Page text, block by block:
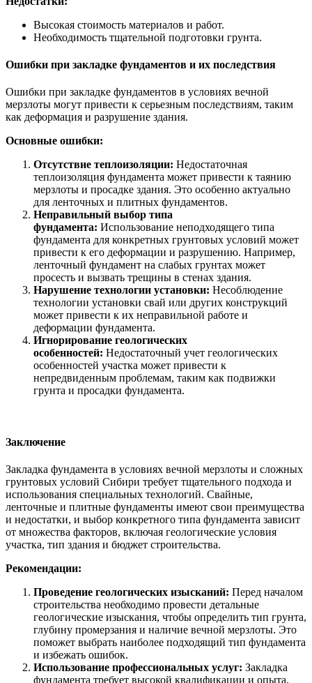
Высокая стоимость материалов и работ.
Необходимость тщательной подготовки грунта.
Ошибки при закладке фундаментов и их последствия
Ошибки при закладке фундаментов в условиях вечной
мерзлоты могут привести к серьезным последствиям, таким
как деформация и разрушение здания.
Основные ошибки:
Отсутствие теплоизоляции: Недостаточная
теплоизоляция фундамента может привести к таянию
мерзлоты и просадке здания. Это особенно актуально
для ленточных и плитных фундаментов.
Неправильный выбор типа
фундамента: Использование неподходящего типа
фундамента для конкретных грунтовых условий может
привести к его деформации и разрушению. Например,
ленточный фундамент на слабых грунтах может
просесть и вызвать трещины в стенах здания.
Нарушение технологии установки: Несоблюдение
технологии установки свай или других конструкций
может привести к их неправильной работе и
деформации фундамента.
Игнорирование геологических
особенностей: Недостаточный учет геологических
особенностей участка может привести к
непредвиденным проблемам, таким как подвижки
грунта и просадки фундамента.
Заключение
Закладка фундамента в условиях вечной мерзлоты и сложных
грунтовых условий Сибири требует тщательного подхода и
использования специальных технологий. Свайные,
ленточные и плитные фундаменты имеют свои преимущества
и недостатки, и выбор конкретного типа фундамента зависит
от множества факторов, включая геологические условия
участка, тип здания и бюджет строительства.
Рекомендации:
Проведение геологических изысканий: Перед началом
строительства необходимо провести детальные
геологические изыскания, чтобы определить тип грунта,
глубину промерзания и наличие вечной мерзлоты. Это
поможет выбрать наиболее подходящий тип фундамента
и избежать ошибок.
Использование профессиональных услуг: Закладка
фундамента требует высокой квалификации и опыта.